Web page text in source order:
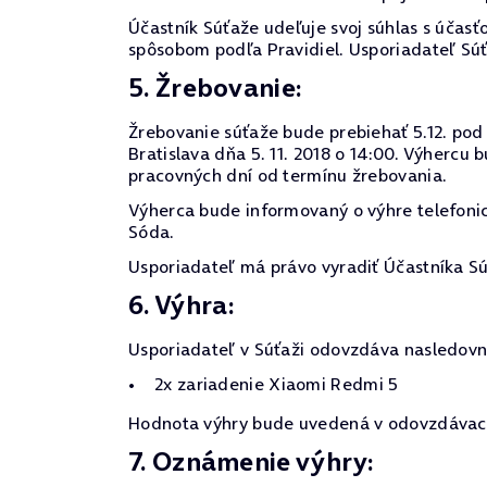
Účastník Súťaže udeľuje svoj súhlas s
spôsobom podľa Pravidiel. Usporiadateľ
5. Žrebovanie:
Žrebovanie súťaže bude prebiehať 5.12.
Bratislava dňa 5. 11. 2018 o 14:00.
pracovných dní od termínu žrebovania.
Výherca bude informovaný o výhre
Sóda.
Usporiadateľ má právo vyradiť Účastníka
6. Výhra:
Usporiadateľ v Súťaži odovzdáva
2x zariadenie Xiaomi Redmi 5
Hodnota výhry bude uvedená v
7. Oznámenie výhry: